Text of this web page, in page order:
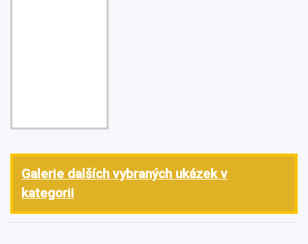
Galerie dalších vybraných ukázek v
kategorii